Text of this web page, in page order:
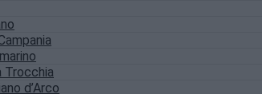
Trocchia
d’Arco